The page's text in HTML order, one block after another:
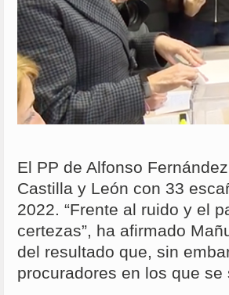
El PP de Alfonso
Castilla y León con 33
2022. “Frente al ruido y el
certezas”, ha afirmado
del resultado que, sin
procuradores en los que